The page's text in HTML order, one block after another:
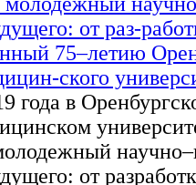
года в
от